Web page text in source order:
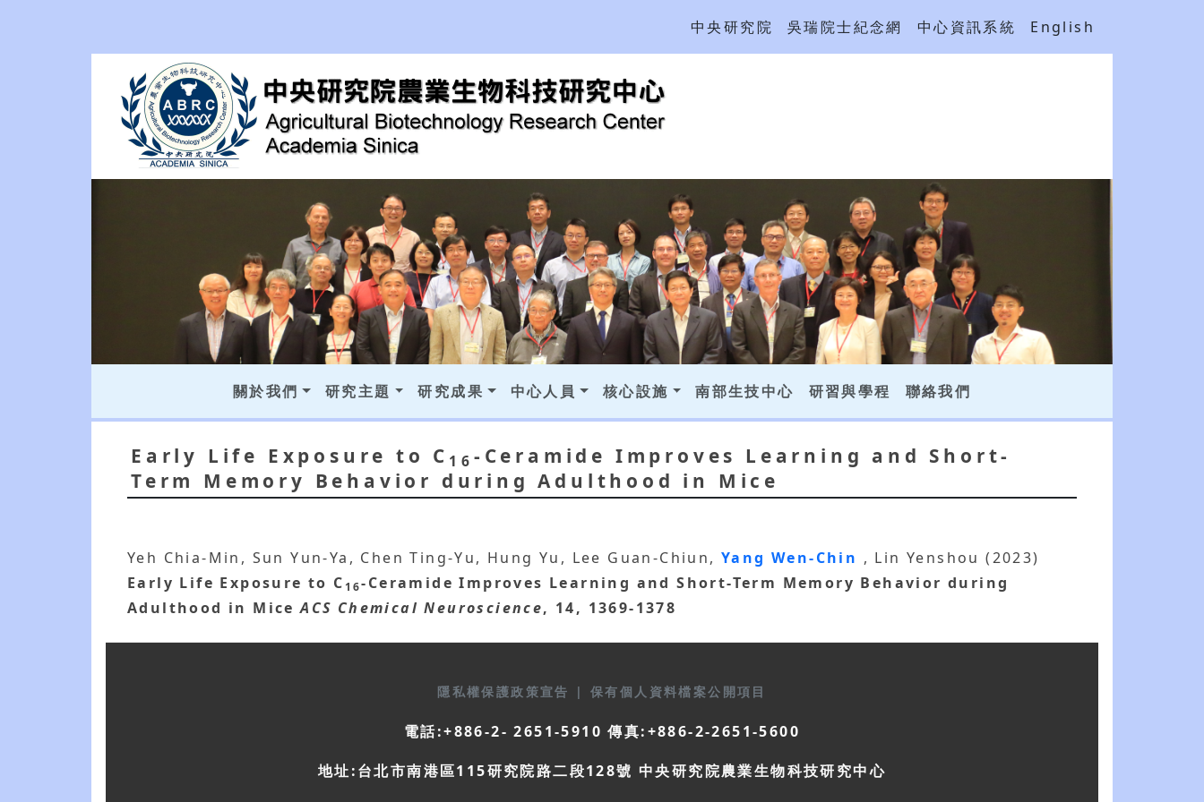
中央研究院 吳瑞院士紀念網 中心資訊系統 English
關於我們 研究主題 研究成果 中心人員 核心設施 南部生技中心 研習與學程 聯絡我們
Early Life Exposure to C 16 -Ceramide Improves Learning and Short-
Term Memory Behavior during Adulthood in Mice
Yeh Chia-Min, Sun Yun-Ya, Chen Ting-Yu, Hung Yu, Lee Guan-Chiun, Yang Wen-Chin , Lin Yenshou (2023)
Early Life Exposure to C 16-Ceramide Improves Learning and Short-Term Memory Behavior during
Adulthood in Mice ACS Chemical Neuroscience, 14, 1369-1378
隱私權保護政策宣告 | 保有個人資料檔案公開項目
電話:+886-2- 2651-5910 傳真:+886-2-2651-5600
地址:台北市南港區115研究院路二段128號 中央研究院農業生物科技研究中心